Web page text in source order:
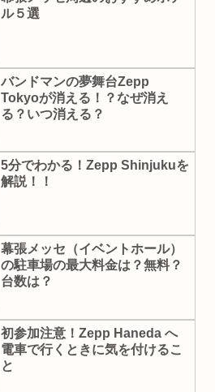
ル５選
バンドマンの夢舞台Zepp
Tokyoが消える！？なぜ消え
る？いつ消える？
5分でわかる！Zepp Shinjukuを
解説！！
幕張メッセ（イベントホール）
の駐車場の最大料金は？無料？
台数は？
初参加注意！Zepp Haneda へ
電車で行くときに気を付けるこ
と